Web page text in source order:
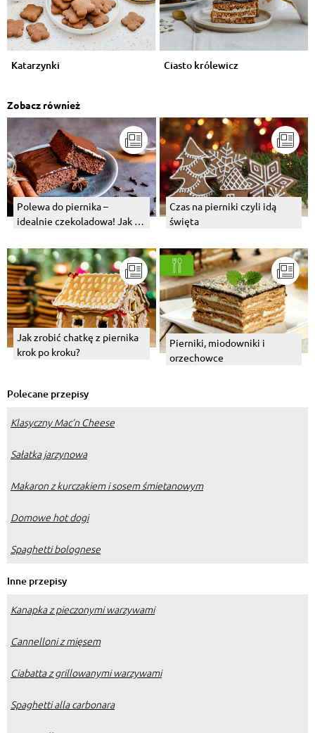
Katarzynki Ciasto królewicz
Zobacz również
Polewa do piernika –
idealnie czekoladowa! Jak ją
Czas na pierniki czyli idą
święta
Jak zrobić chatkę z piernika
krok po kroku?
Pierniki, miodowniki i
orzechowce
Polecane przepisy
Klasyczny Mac’n Cheese
Sałatka jarzynowa
Makaron z kurczakiem i sosem śmietanowym
Domowe hot dogi
Spaghetti bolognese
Inne przepisy
Kanapka z pieczonymi warzywami
Cannelloni z mięsem
Ciabatta z grillowanymi warzywami
Spaghetti alla carbonara